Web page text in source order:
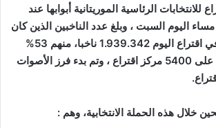
للانتخابات الرئاسية الموريتانية أبوابها عند
اليوم السبت ، وبلغ عدد الناخبين الذين كان
يحق لهم التصويت في اقتراع اليوم 1.939.342 ناخبا، منهم 53%
من النساء، موزعين على 5400 مركز اقتراع ، وتم بدء فرز الأصوات
خلال هذه الحملة الانتخابية، وهم :